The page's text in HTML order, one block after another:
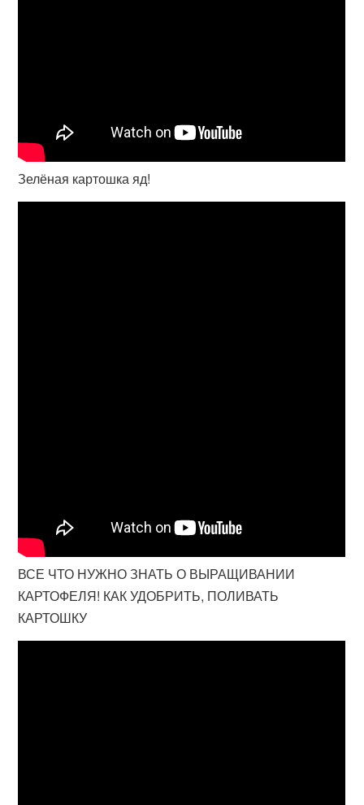
Зелёная картошка яд!
ВСЕ ЧТО НУЖНО ЗНАТЬ О ВЫРАЩИВАНИИ
КАРТОФЕЛЯ! КАК УДОБРИТЬ, ПОЛИВАТЬ
КАРТОШКУ